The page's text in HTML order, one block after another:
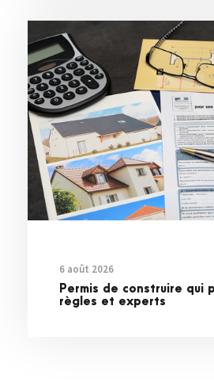
6 août 2026
Permis de construire qui
règles et experts